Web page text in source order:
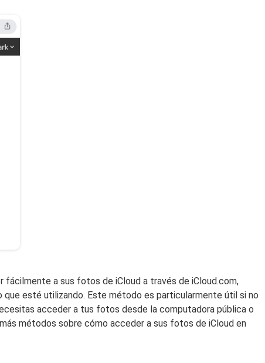
fácilmente a sus fotos de iCloud a través de iCloud.com,
esté utilizando. Este método es particularmente útil si no
acceder a tus fotos desde la computadora pública o
métodos sobre cómo acceder a sus fotos de iCloud en